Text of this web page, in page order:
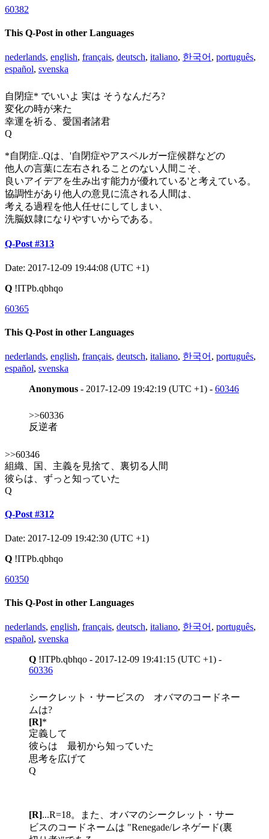
60382
This Q-Post in other Languages
nederlands, english, français, deutsch, italiano, 한국어 , português,
español, svenska
自閉症* でいいよ 実は そうなんだろ?
変化の時が来た
幸運を祈る、愛国者諸君
Q
*自閉症..Qは、'自閉症やアスペルガー症候群などの
他人の言葉に左右されることのない人間こそ、
良いアイデアを生み出す能力が優れている'と考えている。
協調性があり他人の意見に流される人間は、
考える過程を他人任せにしてしまい、
洗脳奴隷になりやすいからである。
Q-Post #313
Date: 2017-12-09 19:44:08 (UTC +1)
Q !ITPb.qbhqo
60365
This Q-Post in other Languages
nederlands, english, français, deutsch, italiano, 한국어 , português,
español, svenska
Anonymous - 2017-12-09 19:42:19 (UTC +1) - 60346
>>60336
反逆者
>>60346
組織、国、主義を見捨て、裏切る人間
彼らは、ずっと知っていた
Q
Q-Post #312
Date: 2017-12-09 19:42:30 (UTC +1)
Q !ITPb.qbhqo
60350
This Q-Post in other Languages
nederlands, english, français, deutsch, italiano, 한국어 , português,
español, svenska
Q !ITPb.qbhqo - 2017-12-09 19:41:15 (UTC +1) -
60336
シークレット・サービスの オバマのコードネー
ムは?
[R]*
定義して
彼らは 最初から知っていた
思考を広げて
Q
[R]...R=18。また、オバマのシークレット・サー
ビスのコードネームは "Renegade/レネゲード(裏